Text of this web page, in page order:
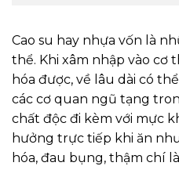
Cao su hay nhựa vốn là
thể. Khi xâm nhập vào
hóa được, về lâu dài có
các cơ quan ngũ tạng
chất độc đi kèm với mực
hưởng trực tiếp khi ăn
hóa, đau bụng, thậm chí